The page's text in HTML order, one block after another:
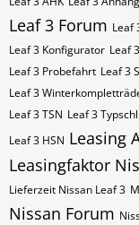
Leaf 3 Forum Leaf
Leaf 3 Konfigurator Leaf
Leaf 3 Probefahrt Leaf 3
Leaf 3
Leaf 3​​​​ TSN Leaf 3​​​​
Leaf 3​​​​​ HSN Leasing
Leasingfaktor
Lieferzeit Nissan Leaf 3
Nissan Forum